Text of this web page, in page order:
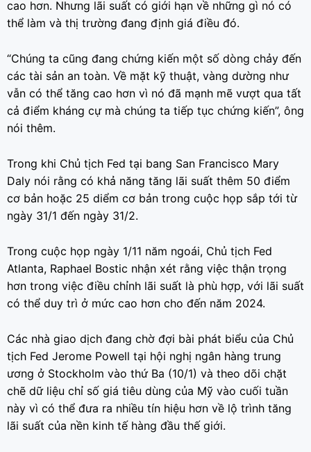
cao hơn. Nhưng lãi suất có giới hạn về những gì nó có
thể làm và thị trường đang định giá điều đó.
“Chúng ta cũng đang chứng kiến ​​một số dòng chảy đến
các tài sản an toàn. Về mặt kỹ thuật, vàng dường như
vẫn có thể tăng cao hơn vì nó đã mạnh mẽ vượt qua tất
cả điểm kháng cự mà chúng ta tiếp tục chứng kiến”, ông
nói thêm.
Trong khi Chủ tịch Fed tại bang San Francisco Mary
Daly nói rằng có khả năng tăng lãi suất thêm 50 điểm
cơ bản hoặc 25 diểm cơ bản trong cuộc họp sắp tới từ
ngày 31/1 đến ngày 31/2.
Trong cuộc họp ngày 1/11 năm ngoái, Chủ tịch Fed
Atlanta, Raphael Bostic nhận xét rằng việc thận trọng
hơn trong việc điều chỉnh lãi suất là phù hợp, với lãi suất
có thể duy trì ở mức cao hơn cho đến năm 2024.
Các nhà giao dịch đang chờ đợi bài phát biểu của Chủ
tịch Fed Jerome Powell tại hội nghị ngân hàng trung
ương ở Stockholm vào thứ Ba (10/1) và theo dõi chặt
chẽ dữ liệu chỉ số giá tiêu dùng của Mỹ vào cuối tuần
này vì có thể đưa ra nhiều tín hiệu hơn về lộ trình tăng
lãi suất của nền kinh tế hàng đầu thế giới.